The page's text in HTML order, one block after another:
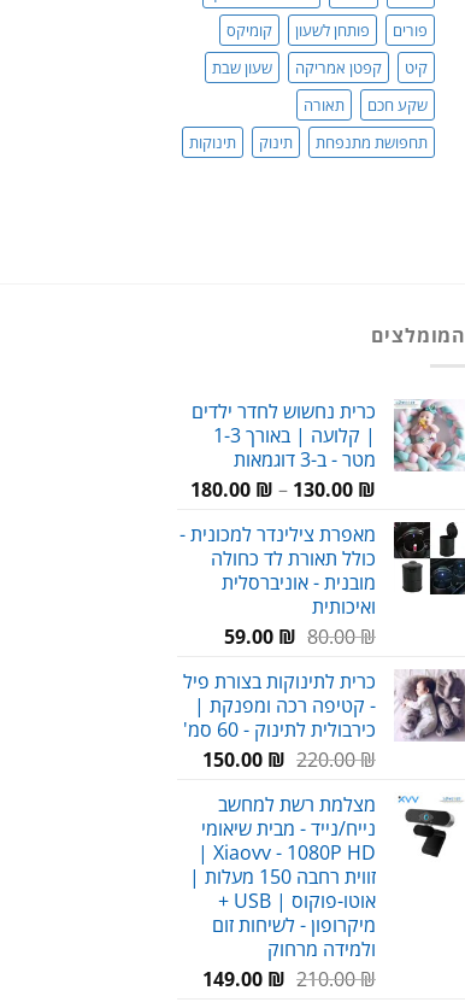
פורים
פותחן לשעון
קומיקס
קיט
קפטן אמריקה
שעון שבת
שקע חכם
תאורה
תחפושת מתנפחת
תינוק תינוקות
המומלצים
כרית נחשוש לחדר ילדים
| קלועה | באורך 1-3
מטר - ב-3 דוגמאות
130.00 ₪
–
180.00 ₪
מאפרת צילינדר למכונית -
כולל תאורת לד כחולה
מובנית - אוניברסלית
ואיכותית
80.00₪
המחיר
היה:
80.00 ₪.
59.00 ₪
המחיר
הוא:
59.00 ₪.
כרית לתינוקות בצורת פיל
- קטיפה רכה ומפנקת |
כירבולית לתינוק - 60 סמ'
220.00₪
המחיר
היה:
220.00 ₪.
150.00 ₪
המחיר
150.00 ₪.
מצלמת רשת למחשב
נייח/נייד - מבית שיאומי
Xiaovv - 1080P HD |
זווית רחבה 150 מעלות |
אוטו-פוקוס | USB +
מיקרופון - לשיחות זום
ולמידה מרחוק
210.00₪
המחיר149.00 ₪
המחיר